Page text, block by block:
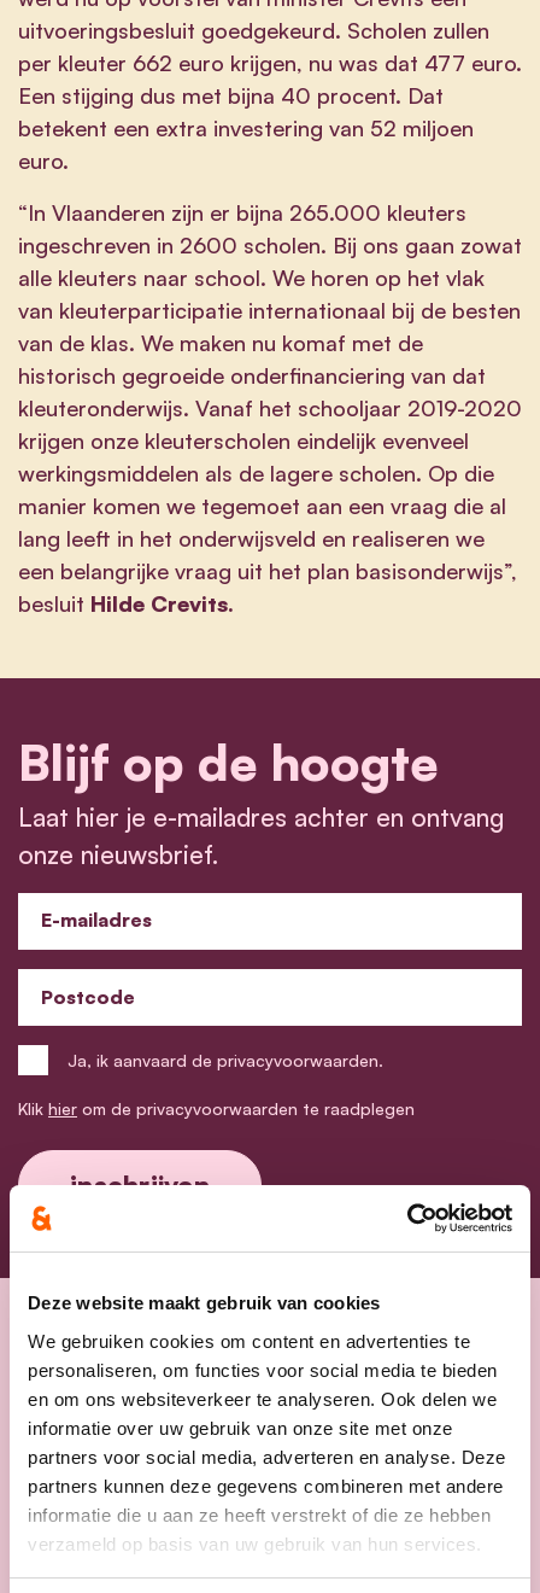
Deze website maakt gebruik van cookies
We gebruiken cookies om content en advertenties te
personaliseren, om functies voor social media te bieden
en om ons websiteverkeer te analyseren. Ook delen we
informatie over uw gebruik van onze site met onze
partners voor social media, adverteren en analyse. Deze
partners kunnen deze gegevens combineren met andere
informatie die u aan ze heeft verstrekt of die ze hebben
verzameld op basis van uw gebruik van hun services.
uitvoeringsbesluit goedgekeurd. Scholen zullen
per kleuter 662 euro krijgen, nu was dat 477 euro.
Een stijging dus met bijna 40 procent. Dat
betekent een extra investering van 52 miljoen
euro.
“In Vlaanderen zijn er bijna 265.000 kleuters
ingeschreven in 2600 scholen. Bij ons gaan zowat
alle kleuters naar school. We horen op het vlak
van kleuterparticipatie internationaal bij de besten
van de klas. We maken nu komaf met de
historisch gegroeide onderfinanciering van dat
kleuteronderwijs. Vanaf het schooljaar 2019-2020
krijgen onze kleuterscholen eindelijk evenveel
werkingsmiddelen als de lagere scholen. Op die
manier komen we tegemoet aan een vraag die al
lang leeft in het onderwijsveld en realiseren we
een belangrijke vraag uit het plan basisonderwijs”,
besluit Hilde Crevits.
Blijf op de hoogte
Laat hier je e-mailadres achter en ontvang
onze nieuwsbrief.
E-mailadres
Postcode
Ja, ik aanvaard de privacyvoorwaarden.
Klik hier om de privacyvoorwaarden te raadplegen
Nieuws